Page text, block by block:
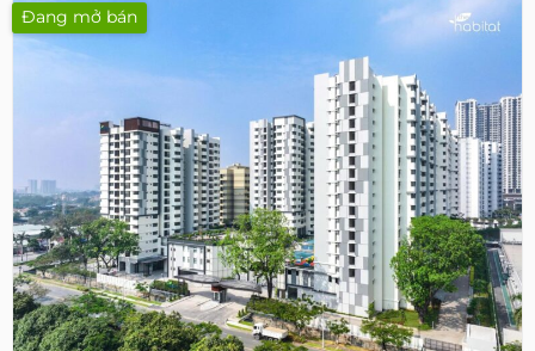
Đang mở bán